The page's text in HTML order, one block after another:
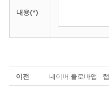
내용(*)
이전 네이버 클로바앱 -